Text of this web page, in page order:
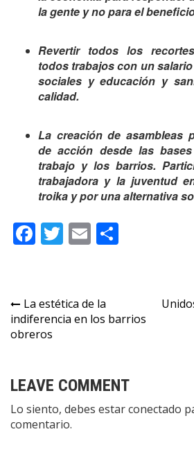
la gente y no para el
Revertir todos los
todos trabajos con un
sociales y educación y
calidad.
La creación de asambleas
de acción desde las
trabajo y los barrios.
trabajadora y la juventud
troika y por una alternativa
Facebook
Twitter
Email
Navegación
de
La estética de la
indiferencia en los barrios
obreros
LEAVE COMMENT
Lo siento, debes estarconectado
comentario.